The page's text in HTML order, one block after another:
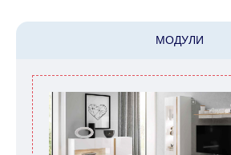
МОДУЛИ